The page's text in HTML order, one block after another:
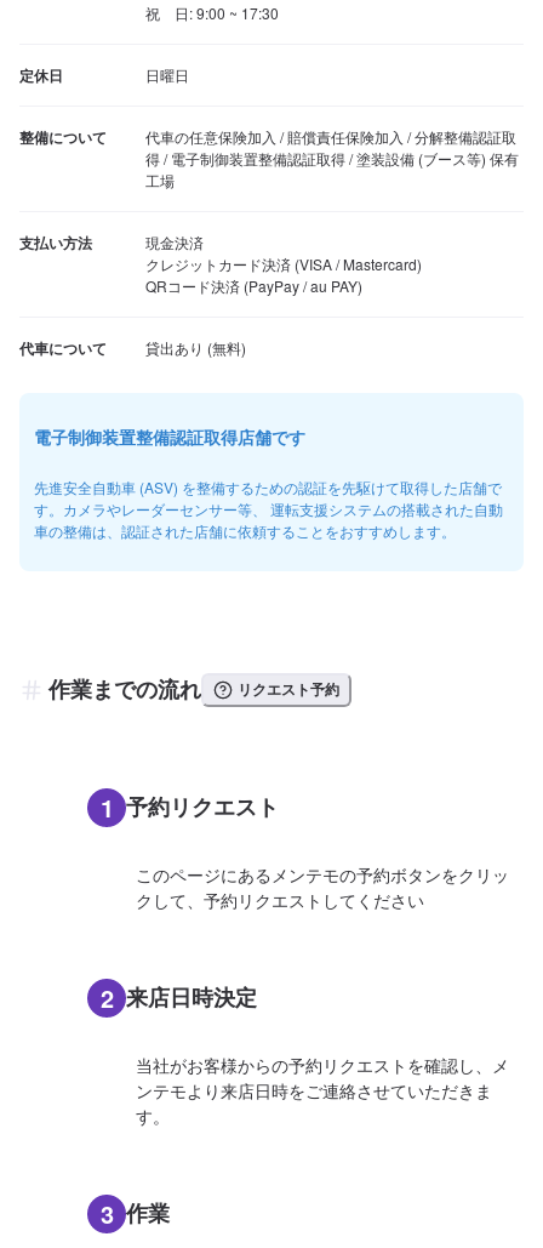
祝　日: 9:00 ~ 17:30
定休日 日曜日
整備について
代車の任意保険加入 / 賠償責任保険加入 / 分解整備認証取
得 / 電子制御装置整備認証取得 / 塗装設備 (ブース等) 保有
工場
支払い方法
現金決済
クレジットカード決済 (VISA / Mastercard)
QRコード決済 (PayPay / au PAY)
代車について
電子制御装置整備認証取得店舗です
先進安全自動車 (ASV) を整備するための認証を先駆けて取得した店舗で
す。カメラやレーダーセンサー等、 運転支援システムの搭載された自動
車の整備は、認証された店舗に依頼することをおすすめします。
作業までの流れ リクエスト予約
1 予約リクエスト
このページにあるメンテモの予約ボタンをクリッ
クして、予約リクエストしてください
2 来店日時決定
当社がお客様からの予約リクエストを確認し、メ
ンテモより来店日時をご連絡させていただきま
す。
3 作業